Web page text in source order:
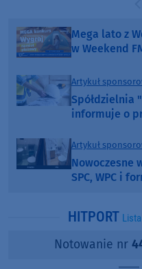
Mega lato z
w Weekend
Artykuł
Spółdzielnia
informuje o
Artykuł
Nowoczesne
SPC, WPC i
HITPORT
Notowanie nr